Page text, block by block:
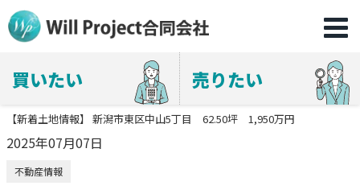
買いたい 売りたい
【新着土地情報】 新潟市東区中山5丁目 62.50坪 1,950万円
2025年07月07日
不動産情報